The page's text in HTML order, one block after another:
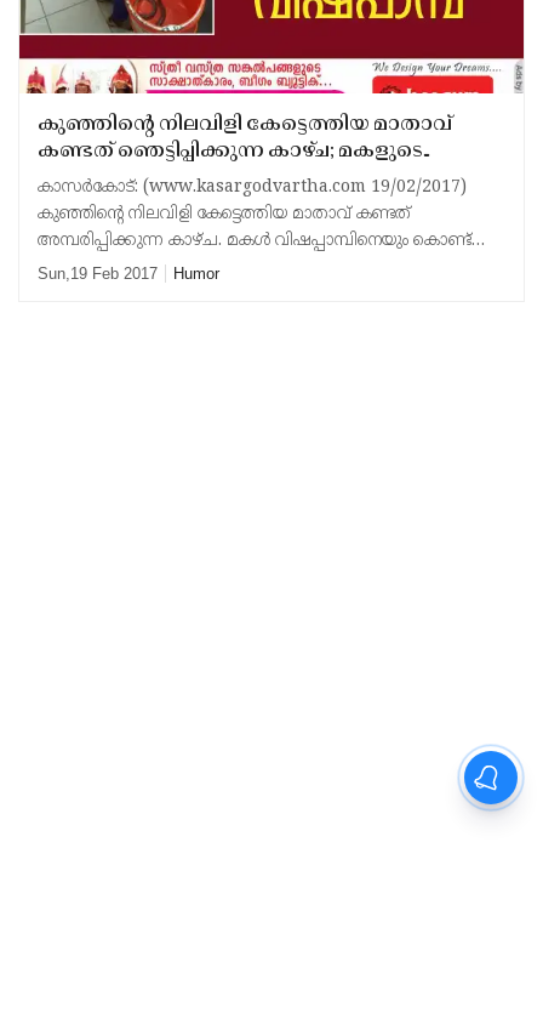
കുഞ്ഞിന്റെ നിലവിളി കേട്ടെത്തിയ മാതാവ്
കണ്ടത് ഞെട്ടിപ്പിക്കുന്ന കാഴ്ച; മകളുടെ
കൈയ്യില്‍ വിഷപ്പാമ്പ്!
കാസർകോട്: (www.kasargodvartha.com 19/02/2017)
കുഞ്ഞിന്റെ നിലവിളി കേട്ടെത്തിയ മാതാവ് കണ്ടത്
അമ്പരിപ്പിക്കുന്ന കാഴ്ച. മകള്‍ വിഷപ്പാമ്പിനെയും കൊണ്ട്
നില്‍ക്കുന്നത് കണ്ടപ്പോള്‍ മാതാവിന്റെ ശ്വാസം നിലച്ചതു
Sun,19 Feb 2017 Humor